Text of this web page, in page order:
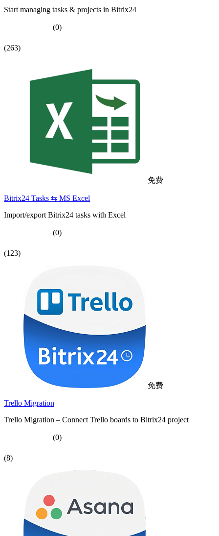
Start managing tasks & projects in Bitrix24
(0)
(263)
免费
Bitrix24 Tasks ⇆ MS Excel
Import/export Bitrix24 tasks with Excel
(0)
(123)
免费
Trello Migration
Trello Migration – Connect Trello boards to Bitrix24 project
(0)
(8)